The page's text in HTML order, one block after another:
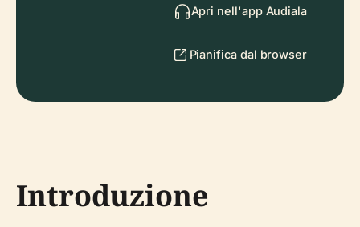
Apri nell'app Audiala
Pianifica dal browser
Introduzione